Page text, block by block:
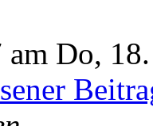
am Do,